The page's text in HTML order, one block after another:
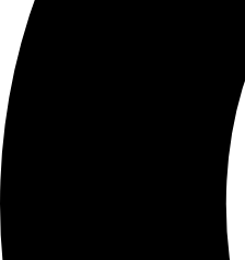
Datenschutzerklärung